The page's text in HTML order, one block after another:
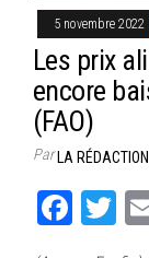
5 novembre 2022
Les prix
encore
(FAO)
ParLA RÉDACTION
Fa T